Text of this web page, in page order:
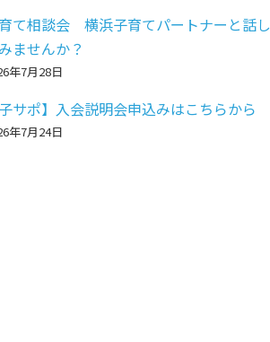
て相談会 横浜子育てパートナーと話し
ませんか？
年7月28日
子サポ】入会説明会申込みはこちらから
年7月24日